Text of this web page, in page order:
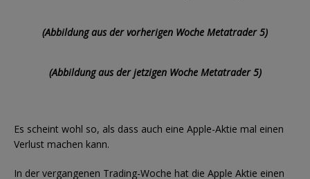
(Abbildung aus der vorherigen Woche Metatrader 5)
(Abbildung aus der jetzigen Woche Metatrader 5)
Es scheint wohl so, als dass auch eine Apple-Aktie mal einen
Verlust machen kann.
In der vergangenen Trading-Woche hat die Apple Aktie einen